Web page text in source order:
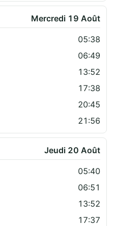
Mercredi 19 Août
05:38
06:49
13:52
17:38
20:45
21:56
Jeudi 20 Août
05:40
06:51
13:52
17:37